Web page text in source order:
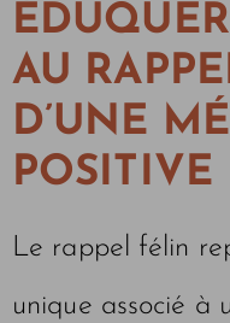
AU
D’UNE
POSITIVE
Le rappel félin
unique associé à